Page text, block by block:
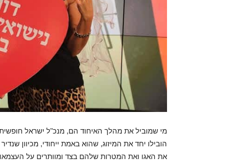
מי שמוביל את מהלך האיחוד הם, מנכ"ל ישראל
הובילו יחד את המיזוג, שהוא באמת ייחודי, מכיוון
את האגו ואת המטרות שלהם בצד ומוותרים על